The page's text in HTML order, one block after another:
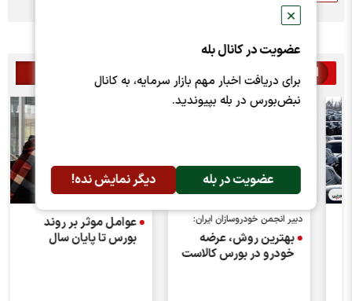
✕
عضویت در کانال بله
برای دریافت اخبار مهم بازار سرمایه، به کانال
نبض‌بورس در بله بپیوندید.
عضویت در بله دیگر نمایش نده!
اخبار مرتبط
دبیر انجمن خودروسازان ایران:
بهترین روش، عرضه
خودرو در بورس کالاست
عوامل موثر بر روند
بورس تا پایان سال